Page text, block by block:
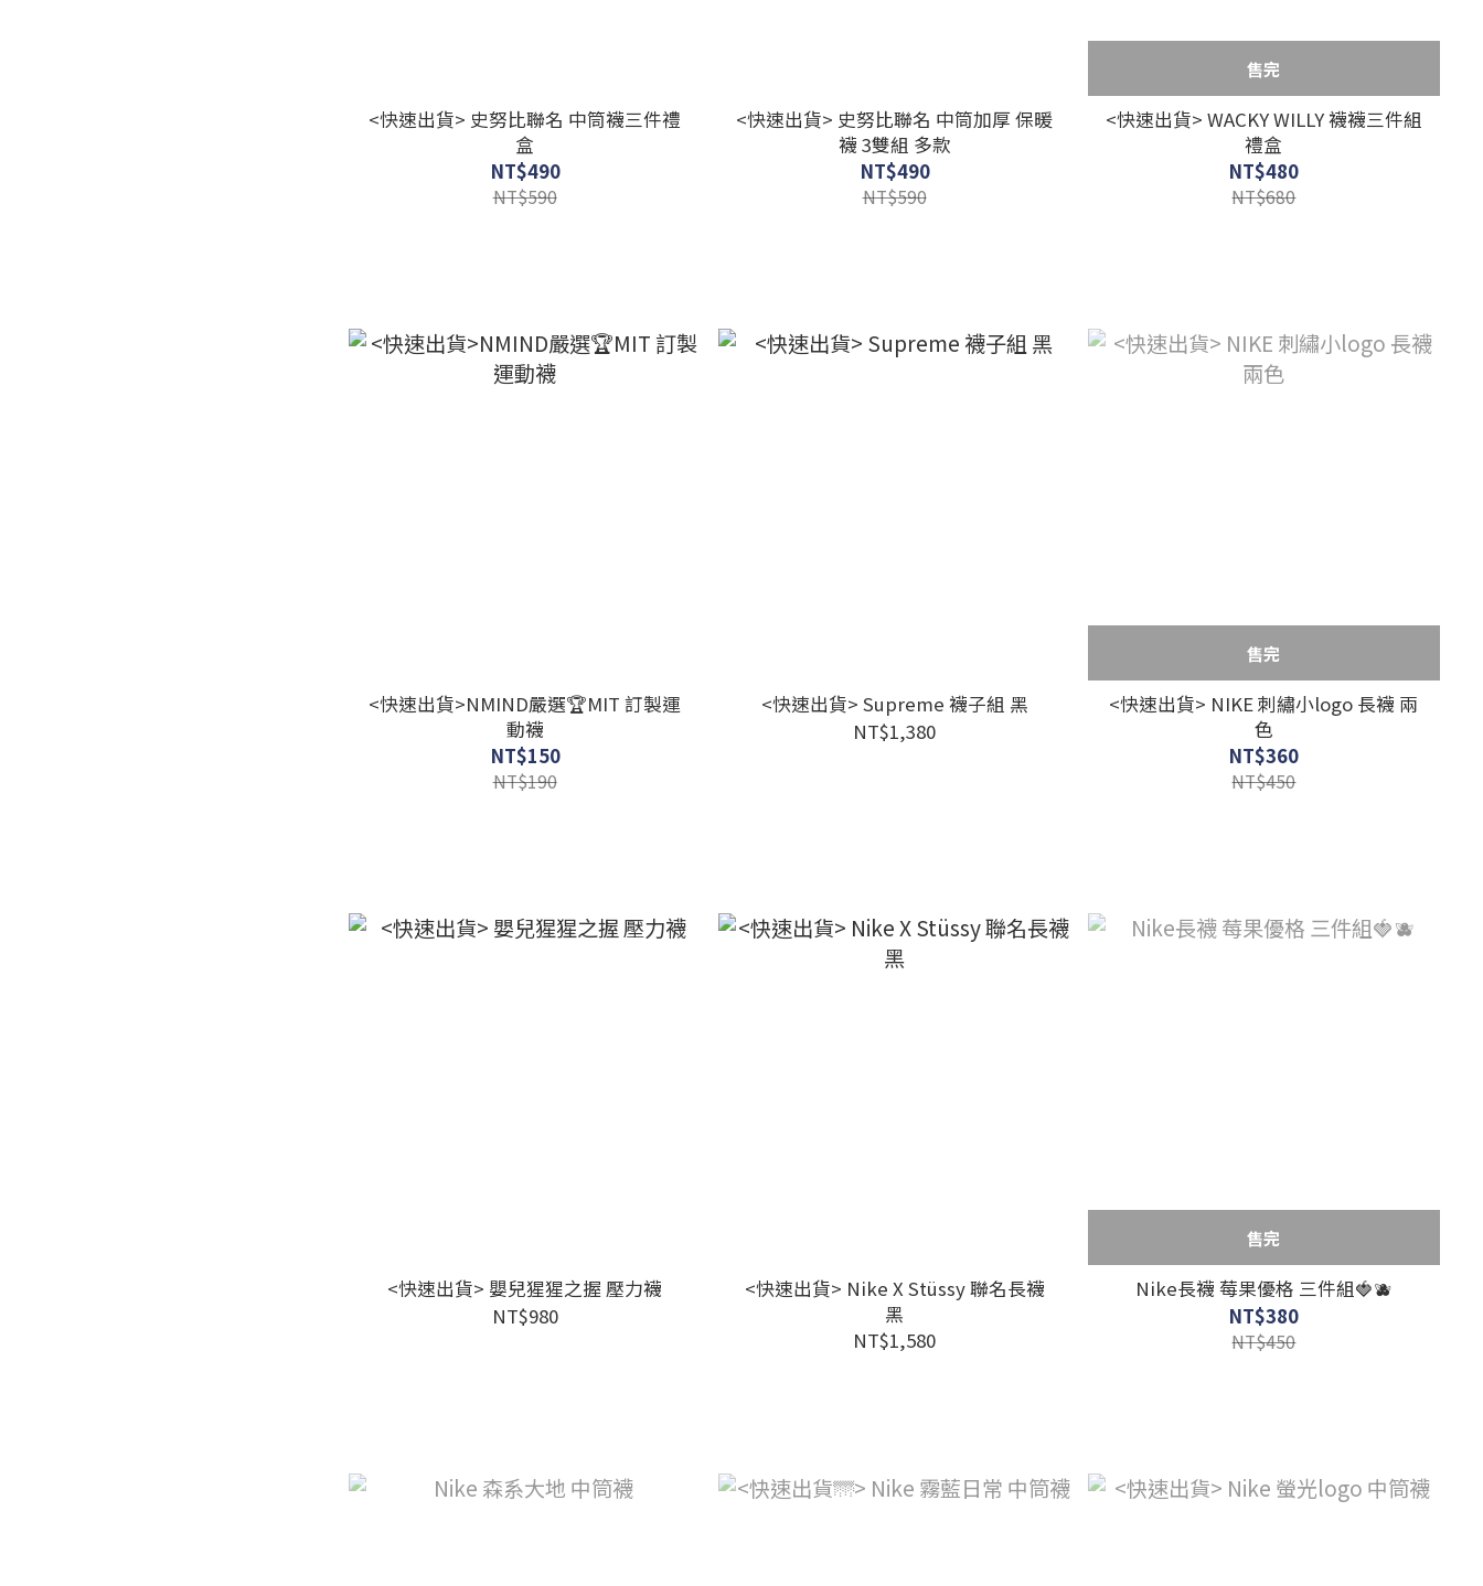
<快速出貨> 史努比聯名 中筒襪三件禮
盒
NT$490
NT$590
<快速出貨> 史努比聯名 中筒加厚 保暖
襪 3雙組 多款
NT$490
NT$590
售完
<快速出貨> WACKY WILLY 襪襪三件組
禮盒
NT$480
NT$680
<快速出貨>NMIND嚴選🏆MIT 訂製運
動襪
NT$150
NT$190
<快速出貨> Supreme 襪子組 黑
NT$1,380
售完
<快速出貨> NIKE 刺繡小logo 長襪 兩
色
NT$360
NT$450
<快速出貨> 嬰兒猩猩之握 壓力襪
NT$980
<快速出貨> Nike X Stüssy 聯名長襪
黑
NT$1,580
售完
Nike長襪 莓果優格 三件組🍓🫐
NT$380
NT$450